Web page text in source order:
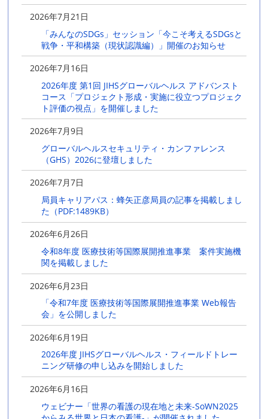
2026年7月21日
「みんなのSDGs」セッション「今こそ考えるSDGsと
戦争・平和構築（現状認識編）」開催のお知らせ
2026年7月16日
2026年度 第1回 JIHSグローバルヘルス アドバンスト
コース「プロジェクト形成・実施に役立つプロジェク
ト評価の視点」を開催しました
2026年7月9日
グローバルヘルスセキュリティ・カンファレンス
（GHS）2026に登壇しました
2026年7月7日
局員キャリアパス：蜂矢正彦局員の記事を掲載しまし
た（PDF:1489KB）
2026年6月26日
令和8年度 医療技術等国際展開推進事業 案件実施機
関を掲載しました
2026年6月23日
「令和7年度 医療技術等国際展開推進事業 Web報告
会」を公開しました
2026年6月19日
2026年度 JIHSグローバルヘルス・フィールドトレー
ニング研修の申し込みを開始しました
2026年6月16日
ウェビナー「世界の看護の現在地と未来-SoWN2025